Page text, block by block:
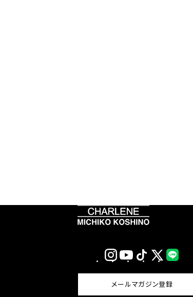
InstagramYouTubeTikTok X
(Twitter)
メールマガジン登録